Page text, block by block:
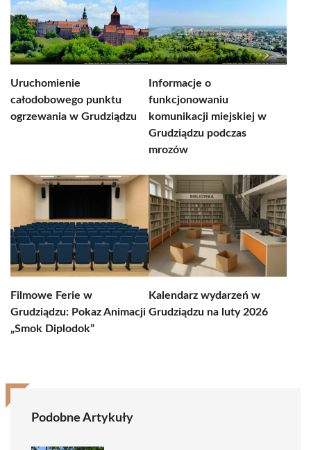
Uruchomienie
całodobowego punktu
ogrzewania w Grudziądzu
Informacje o
funkcjonowaniu
komunikacji miejskiej w
Grudziądzu podczas
mrozów
Filmowe Ferie w
Grudziądzu: Pokaz Animacji
„Smok Diplodok”
Kalendarz wydarzeń w
Grudziądzu na luty 2026
Podobne Artykuły